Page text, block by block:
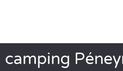
camping